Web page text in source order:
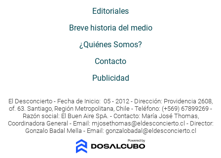
Editoriales
Breve historia del medio
¿Quiénes Somos?
Contacto
Publicidad
El Desconcierto - Fecha de Inicio: 05 - 2012 - Dirección: Providencia 2608,
of. 63. Santiago, Región Metropolitana, Chile - Teléfono: (+569) 67899269 -
Razón social: El Buen Aire SpA. - Contacto: María José Thomas,
Coordinadora General - Email: mjosethomas@eldesconcierto.cl - Director:
Gonzalo Badal Mella - Email: gonzalobadal@eldesconcierto.cl